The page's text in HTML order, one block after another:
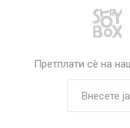
Претплати сè на